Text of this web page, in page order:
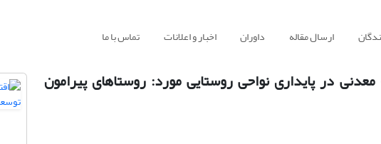
ارسال مقاله داوران اخبار و اعلانات تماس با ما
در پایداری نواحی روستایی مورد: روستاهای پیرامون